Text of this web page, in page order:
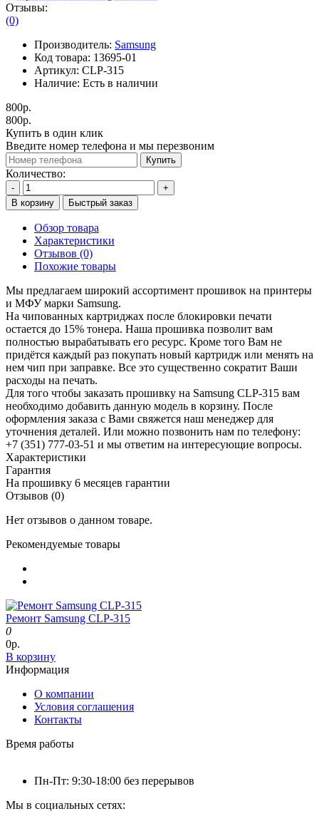
Отзывы:
(0)
Производитель: Samsung
Код товара: 13695-01
Артикул: CLP-315
Наличие: Есть в наличии
800р.
800р.
Купить в один клик
Введите номер телефона и мы перезвоним
Купить
Количество:
-
+
В корзину
Быстрый заказ
Обзор товара
Характеристики
Отзывов (0)
Похожие товары
Мы предлагаем широкий ассортимент прошивок на принтеры
и МФУ марки Samsung.
На чипованных картриджах после блокировки печати
остается до 15% тонера. Наша прошивка позволит вам
полностью вырабатывать его ресурс. Кроме того Вам не
придётся каждый раз покупать новый картридж или менять на
нем чип при заправке. Все это существенно сократит Ваши
расходы на печать.
Для того чтобы заказать прошивку на Samsung CLP-315 вам
необходимо добавить данную модель в корзину. После
оформления заказа с Вами свяжется наш менеджер для
уточнения деталей. Или можно позвонить нам по телефону:
+7 (351) 777-03-51 и мы ответим на интересующие вопросы.
Характеристики
Гарантия
На прошивку 6 месяцев гарантии
Отзывов (0)
Нет отзывов о данном товаре.
Рекомендуемые товары
Ремонт Samsung CLP-315
0
0р.
В корзину
Информация
О компании
Условия соглашения
Контакты
Время работы
Пн-Пт: 9:30-18:00 без перерывов
Мы в социальных сетях: